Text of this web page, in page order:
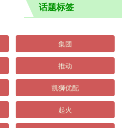
话题标签
集团
推动
凯狮优配
起火